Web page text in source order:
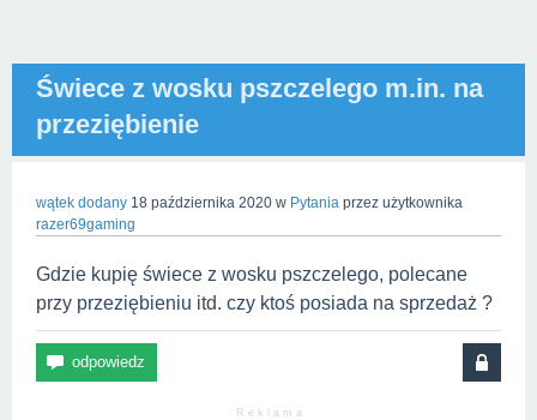
Świece z wosku pszczelego m.in. na
przeziębienie
wątek dodany 18 października 2020 w Pytania przez użytkownika
razer69gaming
Gdzie kupię świece z wosku pszczelego, polecane
przy przeziębieniu itd. czy ktoś posiada na sprzedaż ?
R e k l a m a